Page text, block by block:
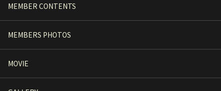
MEMBER CONTENTS
MEMBERS PHOTOS
MOVIE